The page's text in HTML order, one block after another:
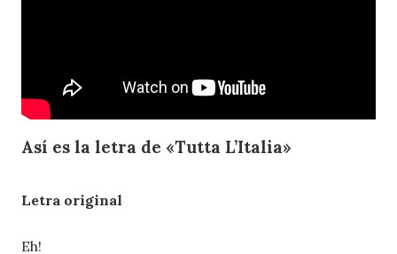
Así es la letra de «Tutta L’Italia»
Letra original
Eh!